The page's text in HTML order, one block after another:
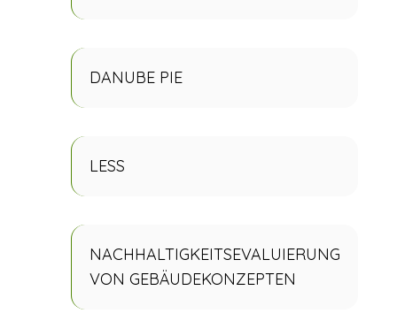
DANUBE PIE
LESS
NACHHALTIGKEITSEVALUIERUNG
VON GEBÄUDEKONZEPTEN